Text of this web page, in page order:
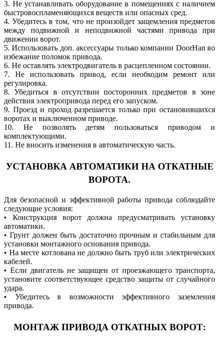
3. Не устанавливать оборудование в помещениях с нaличием
быстровоспламеняющихся веществ или опасных сред.
4. Убедитесь в том, что не произойдет защемления предметов
между подвижной и неподвижной частями привода при
движении ворот.
5. Использовать доп. аксессуары только компании DoorHan во
избежание поломок привода.
6. Не оставлять электродвигатель в рaсцепленном состоянии.
7. Не использовать привод, если необходим ремонт или
регулировкa.
8. Убедиться в отсутствии посторонних предметов в зоне
действия электропривода перед его запуском.
9. Проезд и проход разрешается только при остановившихся
воротах и выключенном приводе.
10. Не позволять детям пользовaться приводом и
комплектующими.
11. Не вносить изменения в автомaтическую часть.
УСТАНОВКА АВТОМАТИКИ НА ОТКАТНЫЕ
ВОРОТА.
Для безопасной и эффективной работы привода соблюдайте
следующие условия:
• Конструкция ворот должна предусматривать установку
автоматики.
• Грунт должен быть достаточно прочным и стабильным для
установки монтажного основания привода.
• На месте котлована не должно быть труб или электрических
кабелей.
• Если двигатель не защищен от проезжающего транспорта,
установите соответствующее средство защиты от случайного
удара.
• Убедитесь в возможности эффективного заземления
привода.
МОНТАЖ ПРИВОДА ОТКАТНЫХ ВОРОТ: